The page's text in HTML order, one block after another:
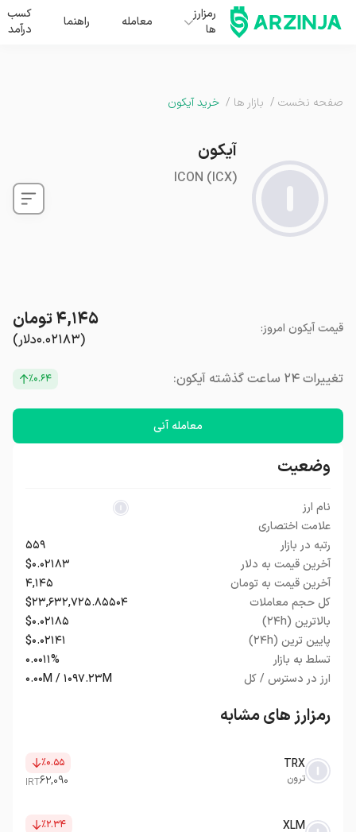
رمزارز
ها
معامله راهنما
کسب
درآمد
صفحه نخست / بازار ها / خرید آیکون
آیکون
ICON (ICX)
قیمت آیکون امروز:
(۰.۰۲۱۸۳دلار)
۴,۱۴۵تومان
تغییرات ۲۴ ساعت گذشته آیکون: ٪۰.۶۴
معامله آنی
وضعیت
نام ارز
علامت اختصاری
رتبه در بازار
۵۵۹
آخرین قیمت به دلار
$۰.۰۲۱۸۳
آخرین قیمت به تومان
۴,۱۴۵
کل حجم معاملات
$۲۳,۶۳۲,۷۲۵.۸۵۵۰۴
بالاترین (۲۴h)
$۰.۰۲۱۸۵
پایین ترین (۲۴h)
$۰.۰۲۱۴۱
تسلط به بازار
۰.۰۰۱۱%
ارز در دسترس / کل
۰.۰۰M / ۱۰۹۷.۲۳M
رمزارز های مشابه
TRX
ترون
٪۰.۵۵
۶۲,۰۹۰IRT
XLM ٪۲.۳۴